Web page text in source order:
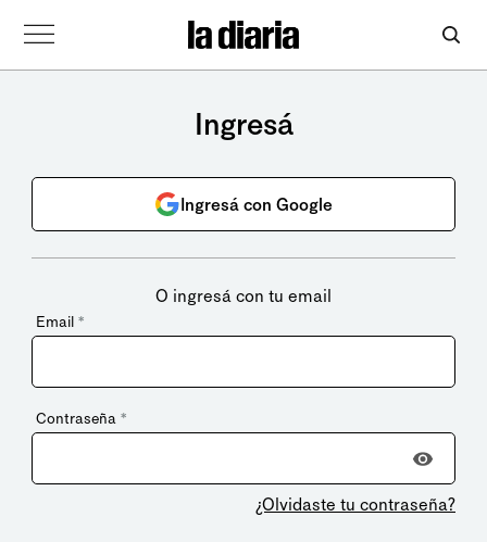
Ingresá
Ingresá con Google
O ingresá con tu email
Email *
Contraseña *
¿Olvidaste tu contraseña?